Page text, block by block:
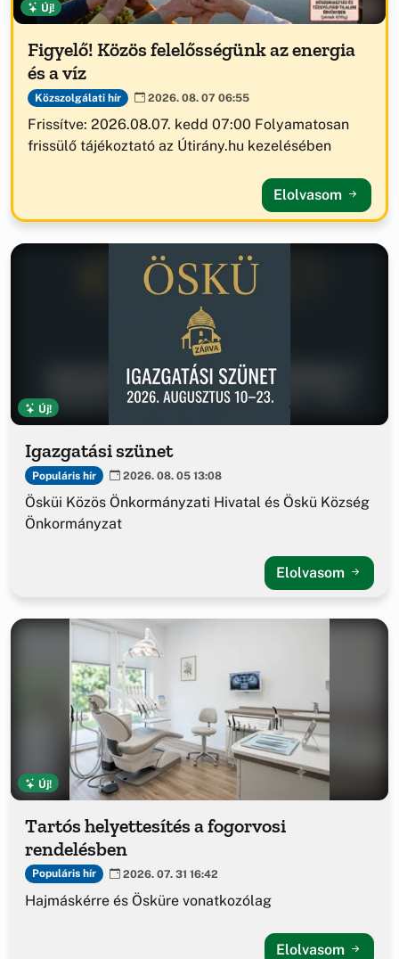
Új!
Figyelő! Közös felelősségünk az energia
és a víz
Közszolgálati hír 2026. 08. 07 06:55
Frissítve: 2026.08.07. kedd 07:00 Folyamatosan
frissülő tájékoztató az Útirány.hu kezelésében
Elolvasom
Új!
Igazgatási szünet
Populáris hír 2026. 08. 05 13:08
Ösküi Közös Önkormányzati Hivatal és Öskü Község
Önkormányzat
Elolvasom
Új!
Tartós helyettesítés a fogorvosi
rendelésben
Populáris hír 2026. 07. 31 16:42
Hajmáskérre és Ösküre vonatkozólag
Elolvasom